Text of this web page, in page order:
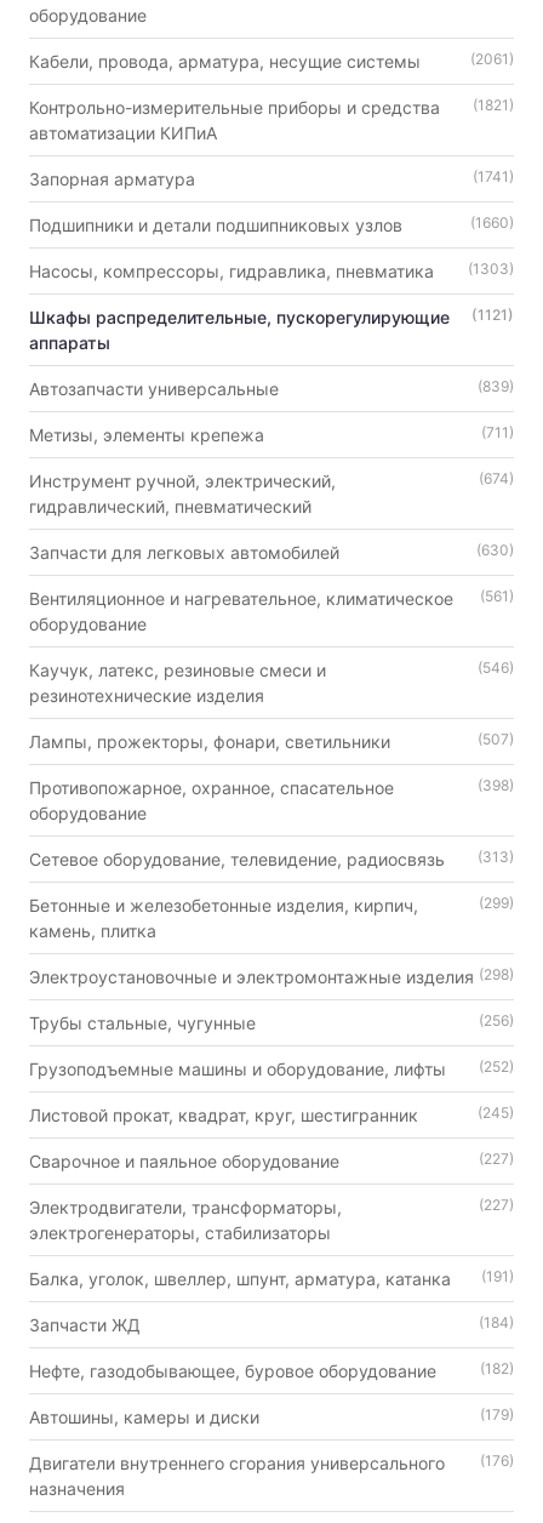
оборудование
Кабели, провода, арматура, несущие системы (2061)
Контрольно-измерительные приборы и средства
автоматизации КИПиА
(1821)
Запорная арматура (1741)
Подшипники и детали подшипниковых узлов (1660)
Насосы, компрессоры, гидравлика, пневматика (1303)
Шкафы распределительные, пускорегулирующие
аппараты
(1121)
Автозапчасти универсальные (839)
Метизы, элементы крепежа (711)
Инструмент ручной, электрический,
гидравлический, пневматический
(674)
Запчасти для легковых автомобилей (630)
Вентиляционное и нагревательное, климатическое
оборудование
(561)
Каучук, латекс, резиновые смеси и
резинотехнические изделия
(546)
Лампы, прожекторы, фонари, светильники (507)
Противопожарное, охранное, спасательное
оборудование
(398)
Сетевое оборудование, телевидение, радиосвязь (313)
Бетонные и железобетонные изделия, кирпич,
камень, плитка
(299)
Электроустановочные и электромонтажные изделия (298)
Трубы стальные, чугунные (256)
Грузоподъемные машины и оборудование, лифты (252)
Листовой прокат, квадрат, круг, шестигранник (245)
Сварочное и паяльное оборудование (227)
Электродвигатели, трансформаторы,
электрогенераторы, стабилизаторы
(227)
Балка, уголок, швеллер, шпунт, арматура, катанка (191)
Запчасти ЖД (184)
Нефте, газодобывающее, буровое оборудование (182)
Автошины, камеры и диски (179)
Двигатели внутреннего сгорания универсального
назначения
(176)